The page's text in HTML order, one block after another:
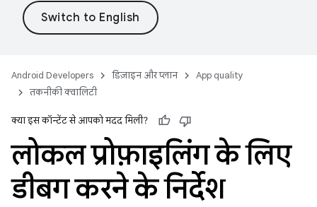
Android Developers डिज़ाइन और प्लान
App quality
तकनीकी क्वालिटी
क्या इस कॉन्टेंट से आपको मदद मिली?
लोकल प्रोफ़ाइलिंग के लिए
डीबग करने के निर्देश